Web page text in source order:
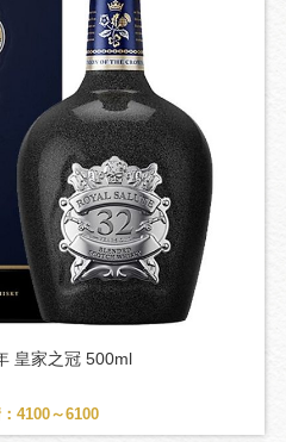
皇家之冠 500ml
4100～6100